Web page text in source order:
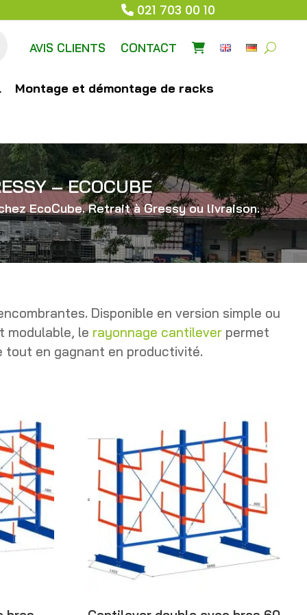
021 703 00 10
AVIS CLIENTS CONTACT
Montage et démontage de racks
– ECOCUBE
EcoCube. Retrait à Gressy ou livraison.
Disponible en version simple ou
modulable, le rayonnage cantileverpermet
tout en gagnant en productivité.